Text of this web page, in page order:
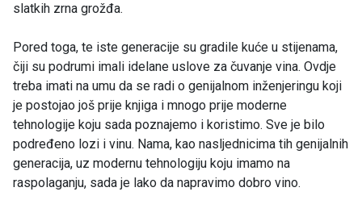
slatkih zrna grožđa.
Pored toga, te iste generacije su gradile kuće u stijenama,
čiji su podrumi imali idelane uslove za čuvanje vina. Ovdje
treba imati na umu da se radi o genijalnom inženjeringu koji
je postojao još prije knjiga i mnogo prije moderne
tehnologije koju sada poznajemo i koristimo. Sve je bilo
podređeno lozi i vinu. Nama, kao nasljednicima tih genijalnih
generacija, uz modernu tehnologiju koju imamo na
raspolaganju, sada je lako da napravimo dobro vino.